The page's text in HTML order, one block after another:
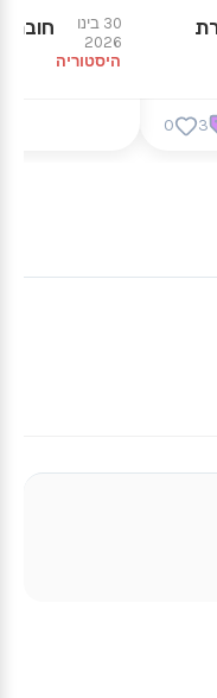
3
0
30 בינו
2026
היסטוריה